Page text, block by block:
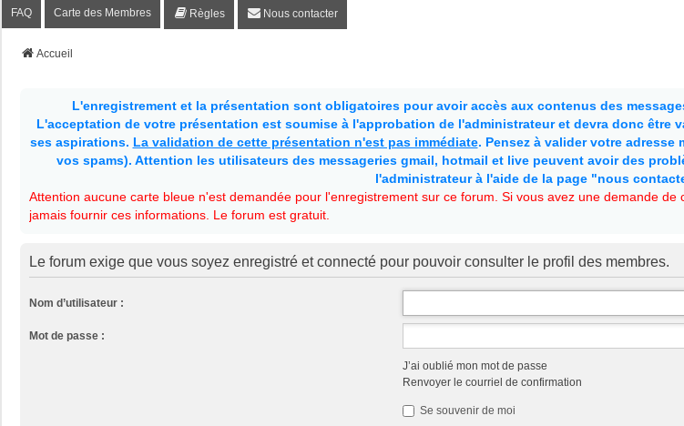
FAQ Carte des Membres Règles Nous contacter
Accueil
L'enregistrement et la présentation sont obligatoires pour avoir accès aux contenus des
L'acceptation de votre présentation est soumise à l'approbation de l'administrateur et devra donc être
ses aspirations. La validation de cette présentation n'est pas immédiate. Pensez à valider votre
vos spams). Attention les utilisateurs des messageries gmail, hotmail et live peuvent avoir des
l'administrateur à l'aide de la page "nous
Attention aucune carte bleue n'est demandée pour l'enregistrement sur ce forum. Si vous avez une demande
jamais fournir ces informations. Le forum est gratuit.
Le forum exige que vous soyez enregistré et connecté pour pouvoir consulter le profil des membres.
Nom d’utilisateur :
Mot de passe :
J’ai oublié mon mot de passe
Renvoyer le courriel de confirmation
Se souvenir de moi